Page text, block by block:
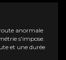
anormale
s'impose.
et une durée